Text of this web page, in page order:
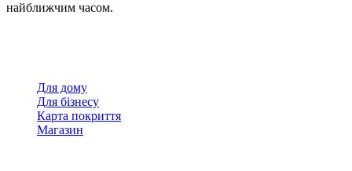
найближчим часом.
Для дому
Для бізнесу
Карта покриття
Магазин